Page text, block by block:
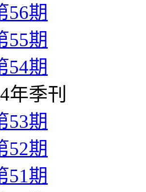
56期
55期
54期
年季刊
53期
52期
51期